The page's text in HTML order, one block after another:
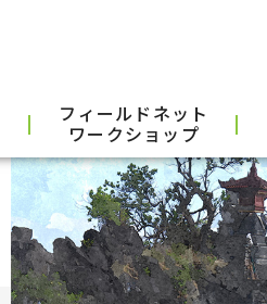
フィールドネット
ワークショップ